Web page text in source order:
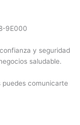
9E000
y seguridad
saludable.
comunicarte